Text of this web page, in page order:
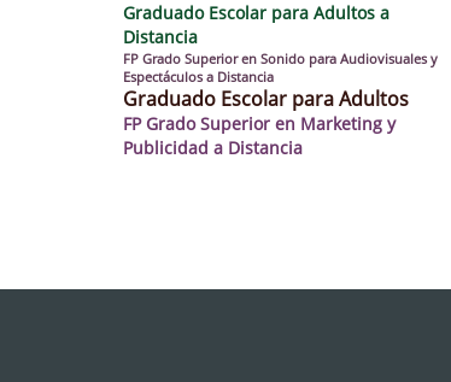
Graduado Escolar para Adultos a
Distancia
FP Grado Superior en Sonido para Audiovisuales y
Espectáculos a Distancia
Graduado Escolar para Adultos
FP Grado Superior en Marketing y
Publicidad a Distancia